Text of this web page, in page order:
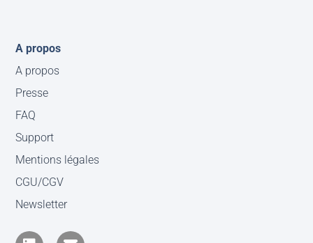
A propos
A propos
Presse
FAQ
Support
Mentions légales
CGU/CGV
Newsletter